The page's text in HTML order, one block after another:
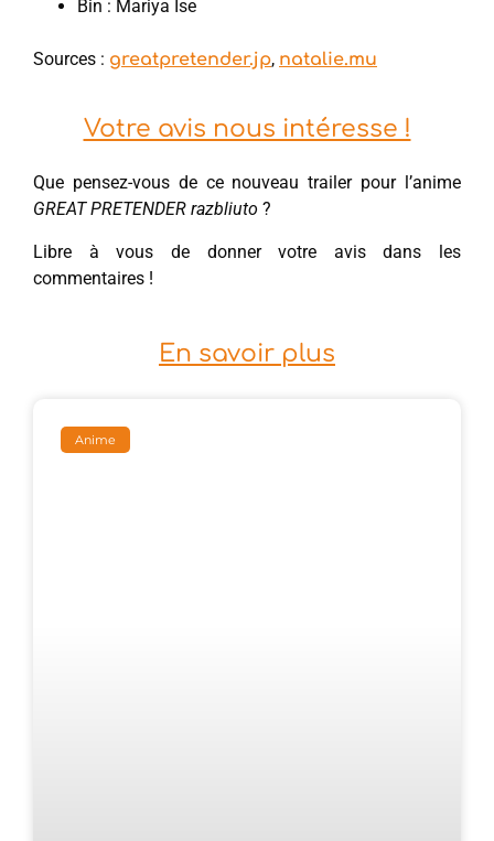
Bin : Mariya Ise
Sources : greatpretender.jp, natalie.mu
Votre avis nous intéresse !
Que pensez-vous de ce nouveau trailer pour l’anime
GREAT PRETENDER razbliuto ?
Libre à vous de donner votre avis dans les
commentaires !
En savoir plus
Anime